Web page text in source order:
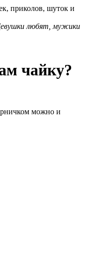
приколов, шуток и
любят, мужики
чайку?
можно и